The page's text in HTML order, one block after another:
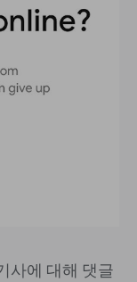
사에 대해 댓글